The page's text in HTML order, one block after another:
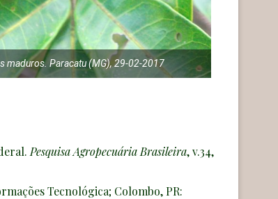
maduros. Paracatu (MG), 29-02-2017
Pesquisa Agropecuária Brasileira, v.34,
Tecnológica; Colombo, PR: